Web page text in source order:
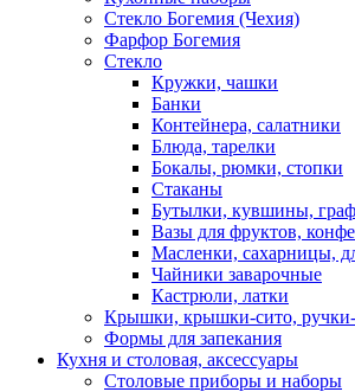
Стекло Богемия (Чехия)
Фарфор Богемия
Стекло
Кружки, чашки
Банки
Контейнера, салатники
Блюда, тарелки
Бокалы, рюмки, стопки
Стаканы
Бутылки, кувшины,
Вазы для фруктов,
Масленки, сахарницы,
Чайники заварочные
Кастрюли, латки
Крышки, крышки-сито,
Формы для запекания
Кухня и столовая, аксессуары
Столовые приборы и наборы